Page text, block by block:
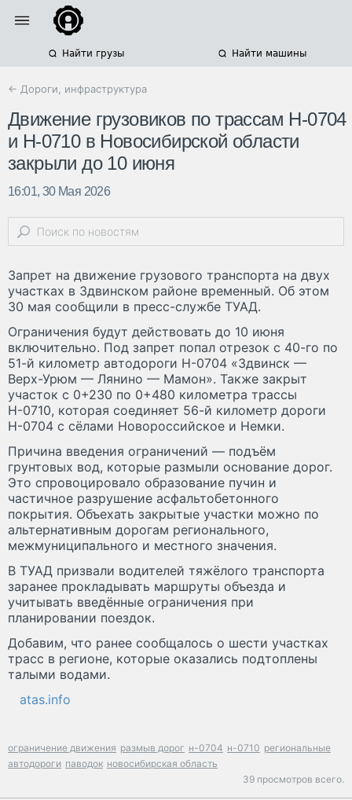
Найти грузы Найти машины
← Дороги, инфраструктура
Движение грузовиков по трассам Н-0704
и Н-0710 в Новосибирской области
закрыли до 10 июня
16:01, 30 Мая 2026
Запрет на движение грузового транспорта на двух
участках в Здвинском районе временный. Об этом
30 мая сообщили в пресс-службе ТУАД.
Ограничения будут действовать до 10 июня
включительно. Под запрет попал отрезок с 40-го по
51-й километр автодороги Н-0704 «Здвинск —
Верх-Урюм — Лянино — Мамон». Также закрыт
участок с 0+230 по 0+480 километра трассы
Н-0710, которая соединяет 56-й километр дороги
Н-0704 с сёлами Новороссийское и Немки.
Причина введения ограничений — подъём
грунтовых вод, которые размыли основание дорог.
Это спровоцировало образование пучин и
частичное разрушение асфальтобетонного
покрытия. Объехать закрытые участки можно по
альтернативным дорогам регионального,
межмуниципального и местного значения.
В ТУАД призвали водителей тяжёлого транспорта
заранее прокладывать маршруты объезда и
учитывать введённые ограничения при
планировании поездок.
Добавим, что ранее сообщалось о шести участках
трасс в регионе, которые оказались подтоплены
талыми водами.
atas.info
ограничение движения размыв дорог н-0704 н-0710 региональные
автодороги паводок новосибирская область
39 просмотров всего.